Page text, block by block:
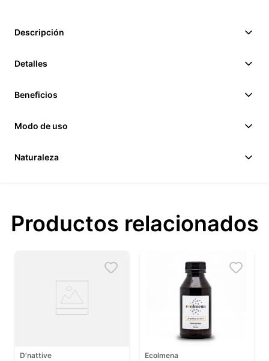
Descripción
Detalles
Beneficios
Modo de uso
Naturaleza
Productos relacionados
D'nattive Ecolmena